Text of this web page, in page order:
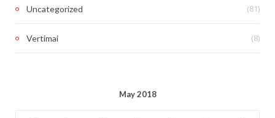
Uncategorized (81)
Vertimai (8)
May 2018